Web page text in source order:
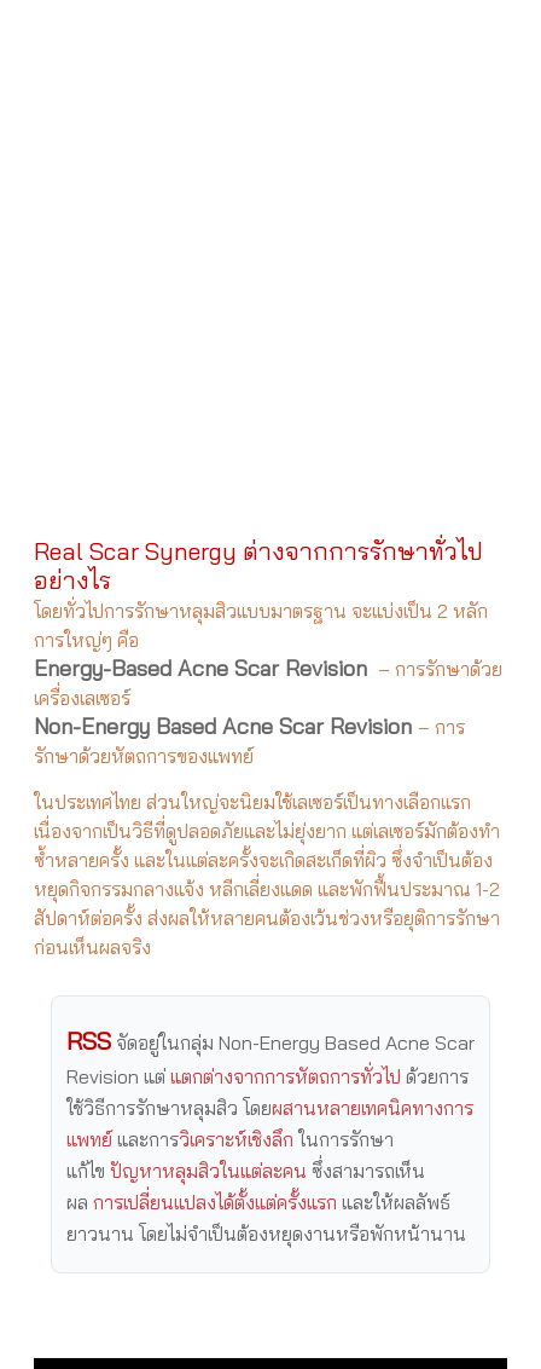
Real Scar Synergy ต่างจากการรักษาทั่วไป
อย่างไร
โดยทั่วไปการรักษาหลุมสิวแบบมาตรฐาน จะแบ่งเป็น 2 หลัก
การใหญ่ๆ คือ
Energy-Based Acne Scar Revision – การรักษาด้วย
เครื่องเลเซอร์
Non-Energy Based Acne Scar Revision – การ
รักษาด้วยหัตถการของแพทย์
ในประเทศไทย ส่วนใหญ่จะนิยมใช้เลเซอร์เป็นทางเลือกแรก
เนื่องจากเป็นวิธีที่ดูปลอดภัยและไม่ยุ่งยาก แต่เลเซอร์มักต้องทำ
ซ้ำหลายครั้ง และในแต่ละครั้งจะเกิดสะเก็ดที่ผิว ซึ่งจำเป็นต้อง
หยุดกิจกรรมกลางแจ้ง หลีกเลี่ยงแดด และพักฟื้นประมาณ 1-2
สัปดาห์ต่อครั้ง ส่งผลให้หลายคนต้องเว้นช่วงหรือยุติการรักษา
ก่อนเห็นผลจริง
RSS จัดอยู่ในกลุ่ม Non-Energy Based Acne Scar
Revision แต่ แตกต่างจากการหัตถการทั่วไป ด้วยการ
ใช้วิธีการรักษาหลุมสิว โดยผสานหลายเทคนิคทางการ
แพทย์และการวิเคราะห์เชิงลึก ในการรักษา
แก้ไข ปัญหาหลุมสิวในแต่ละคน ซึ่งสามารถเห็น
ผล การเปลี่ยนแปลงได้ตั้งแต่ครั้งแรก และให้ผลลัพธ์
ยาวนาน โดยไม่จำเป็นต้องหยุดงานหรือพักหน้านาน